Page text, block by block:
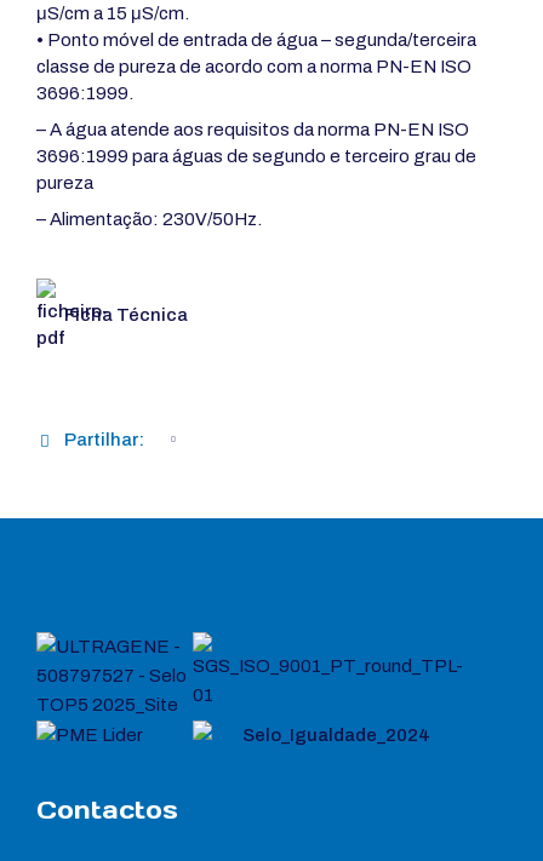
μS/cm a 15 μS/cm.
• Ponto móvel de entrada de água – segunda/terceira
classe de pureza de acordo com a norma PN-EN ISO
3696:1999.
– A água atende aos requisitos da norma PN-EN ISO
3696:1999 para águas de segundo e terceiro grau de
pureza
– Alimentação: 230V/50Hz.
Ficha Técnica
Partilhar:
Contactos